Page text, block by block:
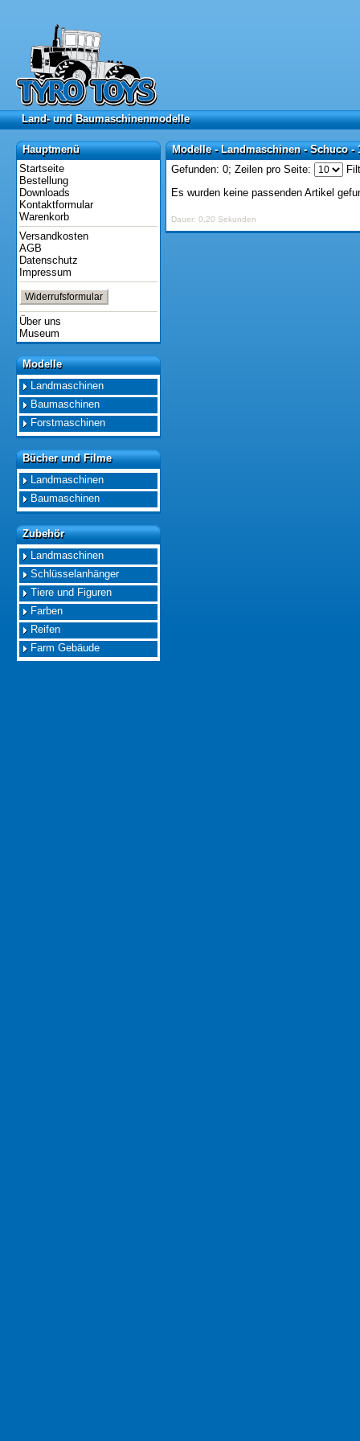
Land- und Baumaschinenmodelle
Land- und Baumaschinenmodelle
Hauptmenü
Hauptmenü
Startseite
Bestellung
Downloads
Kontaktformular
Warenkorb
Versandkosten
AGB
Datenschutz
Impressum
Widerrufsformular
Über uns
Museum
Modelle
Modelle
Landmaschinen
Baumaschinen
Forstmaschinen
Bücher und Filme
Bücher und Filme
Landmaschinen
Baumaschinen
Zubehör
Zubehör
Landmaschinen
Schlüsselanhänger
Tiere und Figuren
Farben
Reifen
Farm Gebäude
Modelle - Landmaschinen - Schuco -
Modelle - Landmaschinen - Schuco -
Gefunden: 0; Zeilen pro Seite:
Es wurden keine passenden Artikel
Dauer: 0,20 Sekunden